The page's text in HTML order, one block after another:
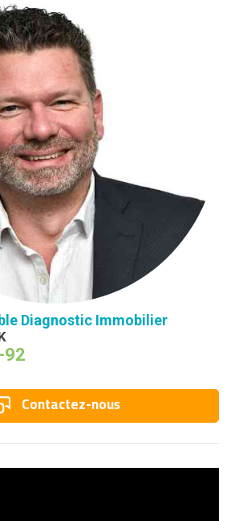
Diagnostic Immobilier
92
Contactez-nous